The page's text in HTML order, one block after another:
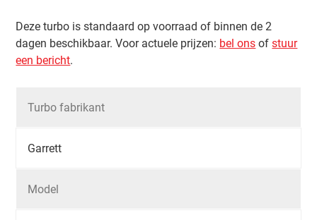
Deze turbo is standaard op voorraad of binnen de 2
dagen beschikbaar. Voor actuele prijzen: bel onsofstuur
een bericht.
Turbo fabrikant
Garrett
Model